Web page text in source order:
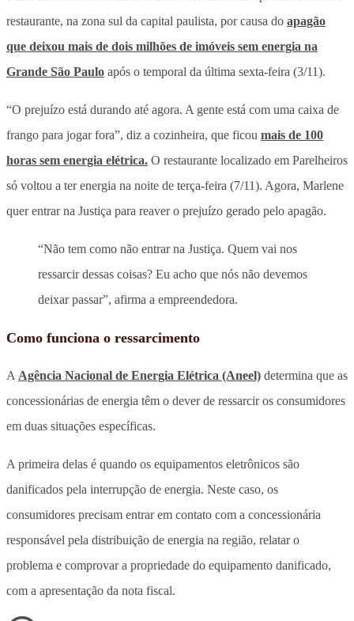
restaurante, na zona sul da capital paulista, por causa do apagão
que deixou mais de dois milhões de imóveis sem energia na
Grande São Paulo após o temporal da última sexta-feira (3/11).
“O prejuízo está durando até agora. A gente está com uma caixa de
frango para jogar fora”, diz a cozinheira, que ficou mais de 100
horas sem energia elétrica. O restaurante localizado em Parelheiros
só voltou a ter energia na noite de terça-feira (7/11). Agora, Marlene
quer entrar na Justiça para reaver o prejuízo gerado pelo apagão.
“Não tem como não entrar na Justiça. Quem vai nos
ressarcir dessas coisas? Eu acho que nós não devemos
deixar passar”, afirma a empreendedora.
Como funciona o ressarcimento
A Agência Nacional de Energia Elétrica (Aneel) determina que as
concessionárias de energia têm o dever de ressarcir os consumidores
em duas situações específicas.
A primeira delas é quando os equipamentos eletrônicos são
danificados pela interrupção de energia. Neste caso, os
consumidores precisam entrar em contato com a concessionária
responsável pela distribuição de energia na região, relatar o
problema e comprovar a propriedade do equipamento danificado,
com a apresentação da nota fiscal.